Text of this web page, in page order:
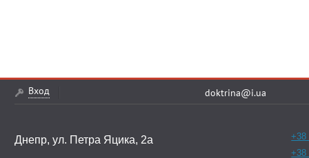
Вход doktrina@i.ua
Днепр, ул. Петра Яцика, 2а
+38
+38